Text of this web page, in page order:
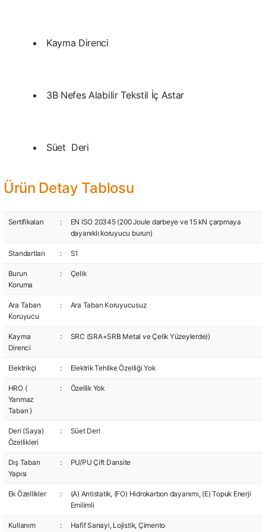
Kayma Direnci
3B Nefes Alabilir Tekstil İç Astar
Süet Deri
Ürün Detay Tablosu
Sertifikaları :
EN ISO 20345 (200 Joule darbeye ve 15 kN çarpmaya
dayanıklı koruyucu burun)
Standartları : S1
Burun
Koruma
: Çelik
Ara Taban
Koruyucu
: Ara Taban Koruyucusuz
Kayma
Direnci
: SRC (SRA+SRB Metal ve Çelik Yüzeylerde))
Elektrikçi : Elektrik Tehlike Özelliği Yok
HRO (
Yanmaz
Taban )
: Özellik Yok
Deri (Saya)
Özellikleri
: Süet Deri
Dış Taban
Yapısı
: PU/PU Çift Dansite
Ek Özellikler :
(A) Antistatik, (FO) Hidrokarbon dayanımı, (E) Topuk Enerji
Emilimli
Kullanım
: Hafif Sanayi, Lojistik, Çimento